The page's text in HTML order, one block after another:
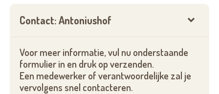
Contact: Antoniushof
Voor meer informatie, vul nu onderstaande
formulier in en druk op verzenden.
Een medewerker of verantwoordelijke zal je
vervolgens snel contacteren.